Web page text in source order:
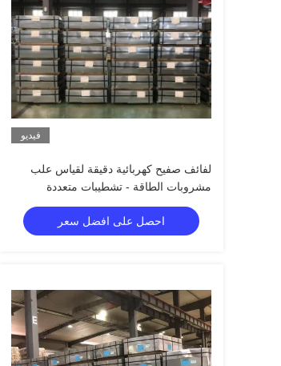
فيديو
لفائف صفيح كهربائية دقيقة لقياس علب
مشروبات الطاقة - تشطيبات متعددة
الأسطح 0.16-0.35 مم
احصل على افضل سعر